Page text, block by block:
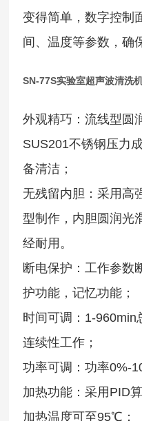
变得简单，数字控制
间、温度等参数，确
SN-77S实验室超声波清洗
外观精巧：流线型圆
SUS201不锈钢压力
备清洁；
无残留内胆：采用高
型制作，内胆圆润光
经耐用。
断电保护：工作参数
护功能，记忆功能；
时间可调：1-960min
连续性工作；
功率可调：功率0%-
加热功能：采用PID
加热温度可至95℃；